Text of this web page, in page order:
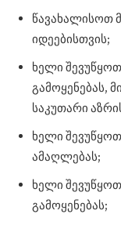
წავახალისოთ
იდეებისთვის;
ხელი
გამოყენებას,
საკუთარი
ხელი
ამაღლებას;
ხელი
გამოყენებას;